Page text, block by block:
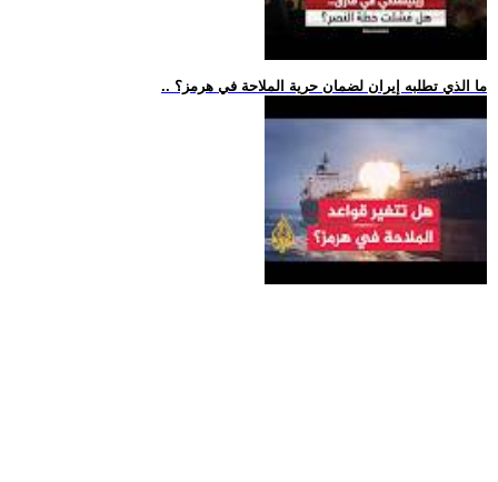
.. ما الذي تطلبه إيران لضمان حرية الملاحة في هرمز؟